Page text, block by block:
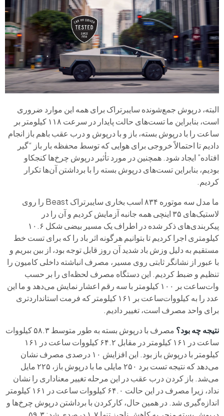
البته، درپوش جمع‌شونده سایبرتراک برای همه این موارد ضروری
است، بنابراین ما تست‌های حالت پایدار در سرعت ۱۱۸ کیلومتر بر
ساعت را با درپوش بسته، باز و با درپوش و درب عقب باهم باز انجام
دادیم تا احتمالاً خروجی برای هوایی که توسط محفظه بار باز “گیر
افتاده” ایجاد شود. همچنین در مورد تأثیر درپوش چرخ‌ها کنجکاو
بودیم، بنابراین تست‌های درپوش بسته را با برداشتن آن‌ها تکرار
کردیم.
ما مدل سه موتوره ۸۳۴ اسب بخاری سایبرتراک Beast را روی
لاستیک‌های ۳۵ اینچی همه جانبه آزمایش کردیم و آن را در
پیکربندی‌های ذکر شده در اطراف یک مسیر بیضی شکل ۱۰.۶
کیلومتری اجرا کردیم تا بتوانیم هرگونه اثر باد را که برای تست خط
مستقیم به دلیل وزش باد شدید آن روز قابل توجه بود، از بین ببریم و
با عبور از نشانگر ثابتی روی مسیر، مصرف انباشته داخلی کامیون را
تنظیم و ضبط کردیم. این دستگاه مصرف لحظه‌ای را بر حسب
وات‌ساعت بر ۱۰۰ کیلومتر با سه رقم اعشار نمایش می‌دهد و ما این
عدد را به کیلووات‌ساعت بر ۱۶۱ کیلومتر که فرمت استانداردتری
برای واحد مصرف است، تغییر دادیم.
نتیجه چه بود؟
مصرف با درپوش بسته به طور متوسط ۵۸.۳ کیلووات
ساعت در ۱۶۱ کیلومتر در مقابل ۶۴.۲ کیلووات ساعت در ۱۶۱
کیلومتر با درپوش باز بود. این افزایش ۱۰ درصدی مصرف نشان
می‌دهد که نتیجه تست برد ۲۵۰ مایلی ما با درپوش باز، ۲۲۵ مایل
می‌شد. باز کردن درب عقب در این مرحله تغییر معناداری را نشان
نداد، زیرا مصرف در این حالت ۶۴.۰ کیلووات ساعت در ۱۶۱ کیلومتر
اندازه‌گیری شد. در همین حال، کارکردن با برداشتن درپوش چرخ‌ها و